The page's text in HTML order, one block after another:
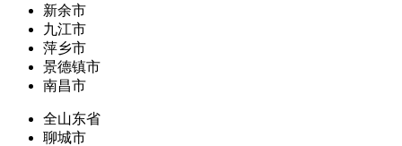
新余市
九江市
萍乡市
景德镇市
南昌市
全山东省
聊城市